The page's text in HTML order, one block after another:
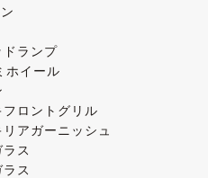
ドランプ
ホイール
フロントグリル
アガーニッシュ
ス
ス